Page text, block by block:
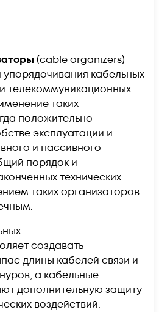
(cable organizers)
кабельных
телекоммуникационных
таких
положительно
эксплуатации и
и пассивного
порядок и
технических
таких организаторов
создавать
длины кабелей связи и
а кабельные
дополнительную защиту
воздействий.